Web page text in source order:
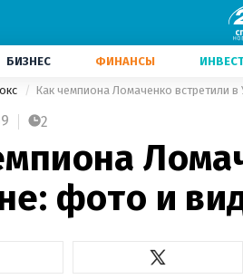
БИЗНЕС ФИНАНСЫ
Как чемпиона Ломаченко встретили
2
фото и